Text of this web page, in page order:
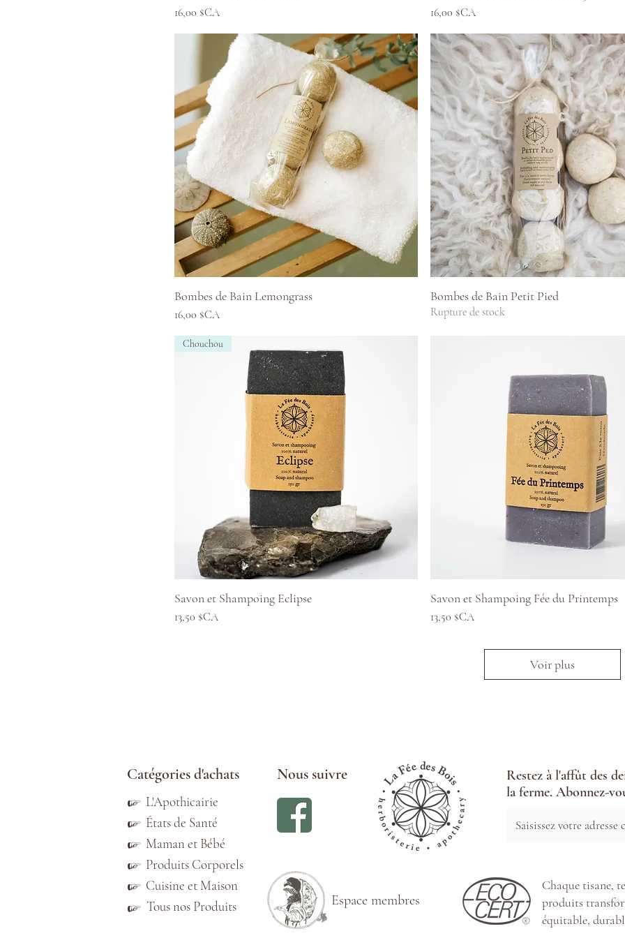
Prix
16,00 $CA Prix
16,00 $CA
Aperçu rapide
Bombes de Bain Lemongrass
Prix
16,00 $CA
Aperçu rapide
Bombes de Bain Petit Pied
Rupture de stock
Aperçu rapide
Chouchou
Savon et Shampoing Eclipse
Prix
13,50 $CA
Aperçu rapide
Savon et Shampoing Fée du Printemps
Prix
13,50 $CA
Voir plus
Catégories d'achats Nous suivre
L'Apothicairie
États de Santé
Maman et Bébé
Produits Corporels
Cuisine et Maison
Tous nos Produits
☞
☞
☞
☞
☞
☞
Espace membres
Restez à l'affût des
la ferme. Abonnez-
Chaque tisane,
produits
équitable,